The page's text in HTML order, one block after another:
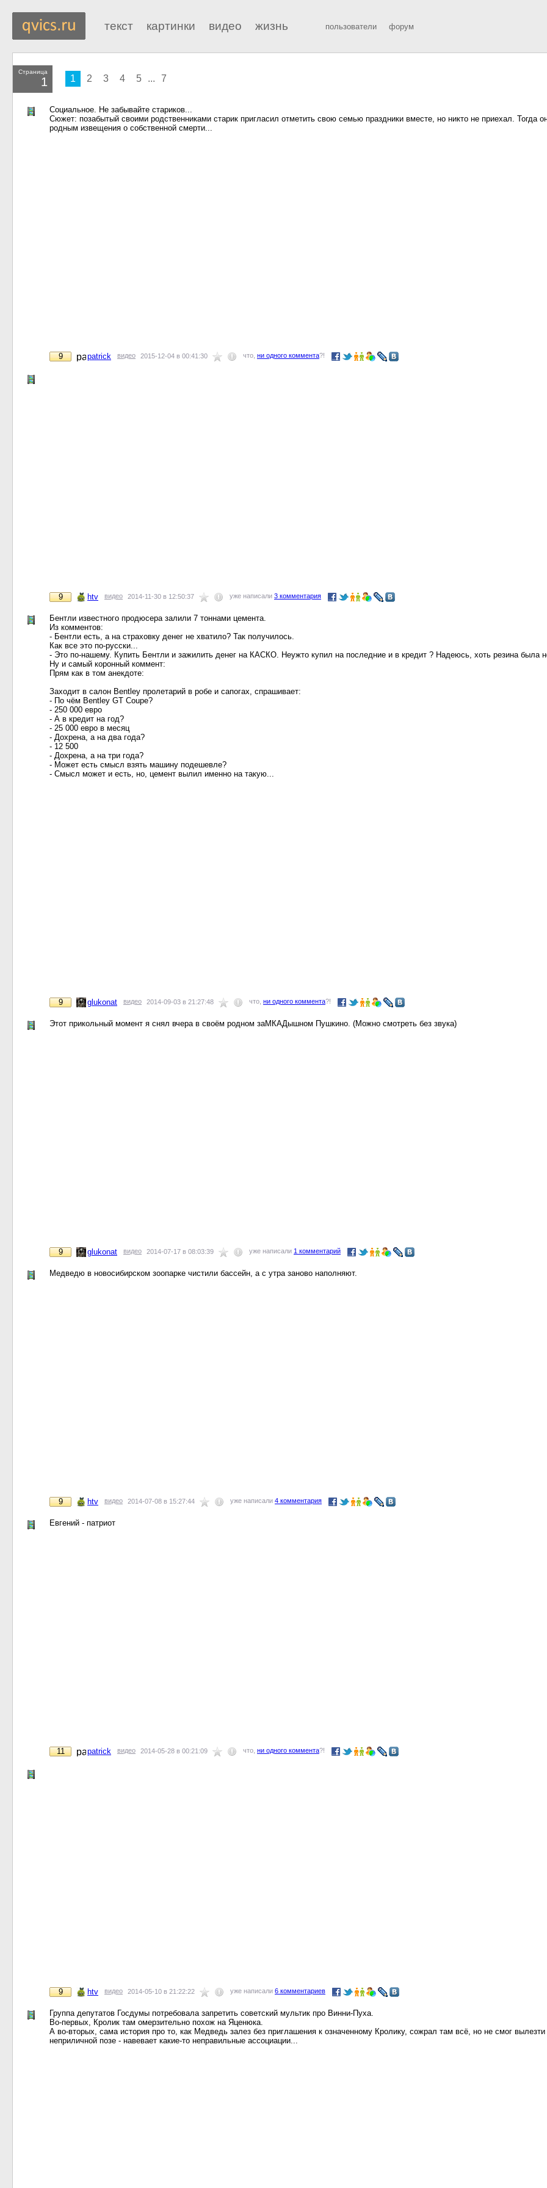
текст картинки видео жизнь пользователи форум
Страница
1 1 2 3 4 5 ... 7
Социальное. Не забывайте стариков...
Сюжет: позабытый своими родственниками старик пригласил отметить свою семью праздники вместе, но никто не приехал. Тогда
родным извещения о собственной смерти...
9 patrick видео 2015-12-04 в 00:41:30 что, ни одного коммента?!
9 htv видео 2014-11-30 в 12:50:37 уже написали 3 комментария
Бентли известного продюсера залили 7 тоннами цемента.
Из комментов:
- Бентли есть, а на страховку денег не хватило? Так получилось.
Как все это по-русски...
- Это по-нашему. Купить Бентли и зажилить денег на КАСКО. Неужто купил на последние и в кредит ? Надеюсь, хоть резина была
Ну и самый коронный коммент:
Прям как в том анекдоте:
Заходит в салон Bentley пролетарий в робе и сапогах, спрашивает:
- По чём Bentley GT Coupe?
- 250 000 евро
- А в кредит на год?
- 25 000 евро в месяц
- Дохрена, а на два года?
- 12 500
- Дохрена, а на три года?
- Может есть смысл взять машину подешевле?
- Смысл может и есть, но, цемент вылил именно на такую...
9 glukonat видео 2014-09-03 в 21:27:48 что, ни одного коммента?!
Этот прикольный момент я снял вчера в своём родном заМКАДышном Пушкино. (Можно смотреть без звука)
9 glukonat видео 2014-07-17 в 08:03:39 уже написали 1 комментарий
Медведю в новосибирском зоопарке чистили бассейн, а с утра заново наполняют.
9 htv видео 2014-07-08 в 15:27:44 уже написали 4 комментария
Евгений - патриот
11 patrick видео 2014-05-28 в 00:21:09 что, ни одного коммента?!
9 htv видео 2014-05-10 в 21:22:22 уже написали 6 комментариев
Группа депутатов Госдумы потребовала запретить советский мультик про Винни-Пуха.
Во-первых, Кролик там омерзительно похож на Яценюка.
А во-вторых, сама история про то, как Медведь залез без приглашения к означенному Кролику, сожрал там всё, но не смог вылезти
неприличной позе - навевает какие-то неправильные ассоциации...